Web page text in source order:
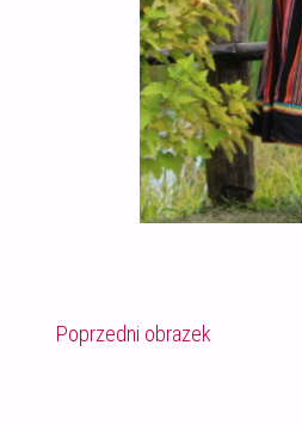
Poprzedni obrazek